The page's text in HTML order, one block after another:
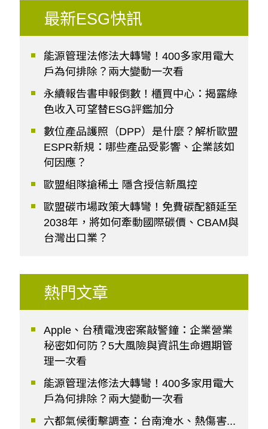
最新ESG快訊
能源管理法修法大轉彎！400多家用電大
戶為何排除？兩大變動一次看
永續報告書申報倒數！櫃買中心：揭露綠
色收入可望替ESG評鑑加分
數位產品護照（DPP）是什麼？解析歐盟
ESPR新規：哪些產品受影響、企業該如
何因應？
歐盟組隊搶稀土 隱含授信新風控
歐盟碳市場政策大轉彎！免費碳配額延至
2038年，將如何牽動國際碳價、CBAM與
台灣出口業？
熱門文章
Apple、台積電洩密案敲警鐘：企業營業
秘密如何防？5大風險與資訊生命週期管
理一次看
能源管理法修法大轉彎！400多家用電大
戶為何排除？兩大變動一次看
六都氣候衝擊調查：台南淹水、熱傷害...